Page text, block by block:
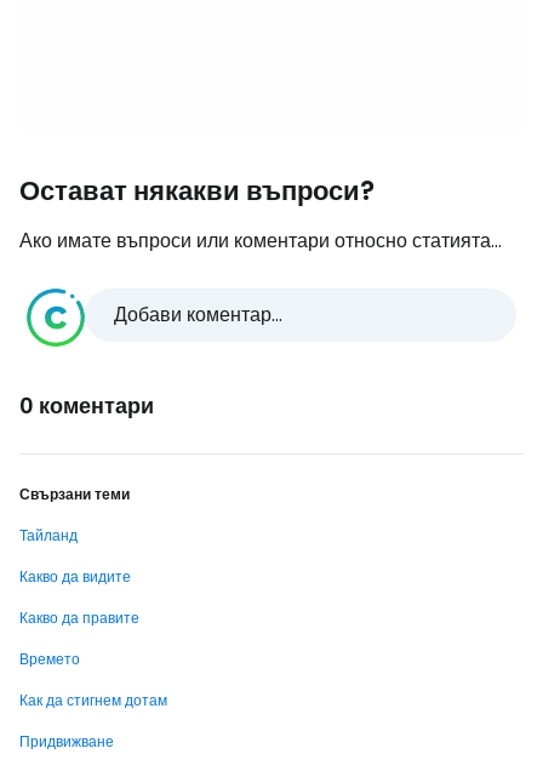
Остават някакви въпроси?
Ако имате въпроси или коментари относно статията...
Добави коментар...
0 коментари
Свързани теми
Тайланд
Какво да видите
Какво да правите
Времето
Как да стигнем дотам
Придвижване